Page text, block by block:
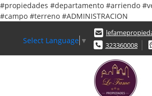
#propiedades #departamento #arriendo
#campo #terreno #ADMINISTRACION
Select Language ▼
323360008